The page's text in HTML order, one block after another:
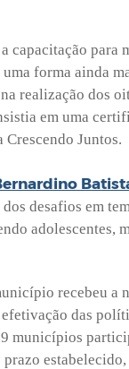
capacitação
forma ainda
realização dos
em uma
Crescendo Juntos.
desafios em
adolescentes,
recebeu
das
municípios